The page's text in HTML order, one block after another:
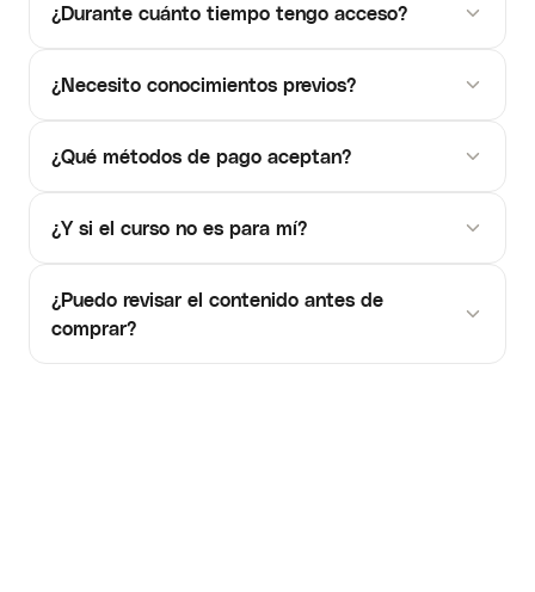
¿Durante cuánto tiempo tengo acceso?
¿Necesito conocimientos previos?
¿Qué métodos de pago aceptan?
¿Y si el curso no es para mí?
¿Puedo revisar el contenido antes de
comprar?